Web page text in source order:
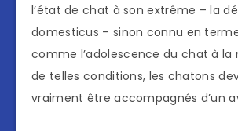
l’état de chat à son extrême – la
domesticus – sinon connu en
comme l’adolescence du chat à la
de telles conditions, les chatons
vraiment être accompagnés d’un